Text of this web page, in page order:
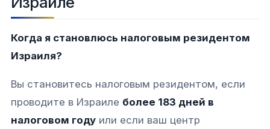
Когда я становлюсь налоговым резидентом
Израиля?
Вы становитесь налоговым резидентом, если
проводите в Израиле более 183 дней в
налоговом году или если ваш центр